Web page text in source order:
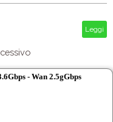
Leggi
- Wan 2.5gGbps